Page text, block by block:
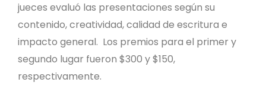
jueces evaluó las presentaciones según su
contenido, creatividad, calidad de escritura e
impacto general. Los premios para el primer y
segundo lugar fueron $300 y $150,
respectivamente.